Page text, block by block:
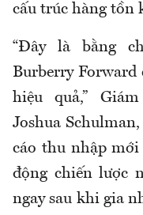
cấu trúc hàng tồn
“Đây là bằng
Burberry Forward
hiệu quả,”
Joshua
cáo thu nhập mới
động chiến lược
ngay sau khi gia